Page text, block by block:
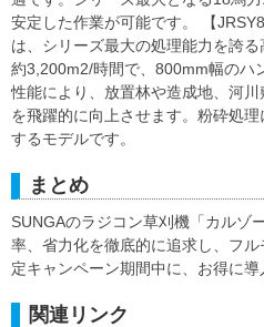
安定した作業が可能です。 【
は、シリーズ最大の処理能力を誇
約3,200m2/時間で、800mm幅のハ
性能により、放置林や造成地、河
を飛躍的に向上させます。粉砕処
するモデルです。
まとめ
SUNGAのラジコン草刈機「カルゾ
率、省力化を徹底的に追求し、フ
定キャンペーン期間中に、お得に導
関連リンク